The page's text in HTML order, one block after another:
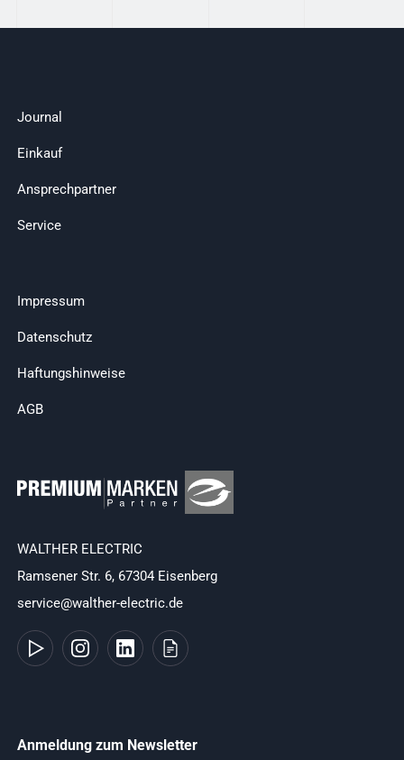
Journal
Einkauf
Ansprechpartner
Service
Impressum
Datenschutz
Haftungshinweise
AGB
WALTHER ELECTRIC
Ramsener Str. 6, 67304 Eisenberg
service@walther-electric.de
Anmeldung zum Newsletter